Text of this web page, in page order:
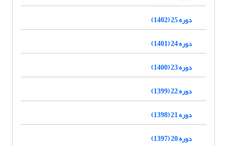
دوره 25 (1402)
دوره 24 (1401)
دوره 23 (1400)
دوره 22 (1399)
دوره 21 (1398)
دوره 20 (1397)